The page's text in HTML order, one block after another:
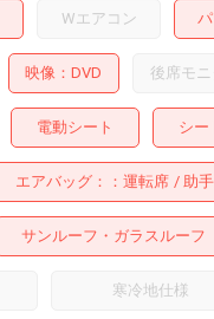
Wエアコン
映像 DVD 後席モ
電動シート シー
エアバッグ： 運転席 助
サンルーフ・ガラスルーフ
寒冷地仕様